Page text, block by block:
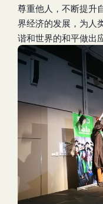
尊重他人，不断提升
界经济的发展，为人
谐和世界的和平做出